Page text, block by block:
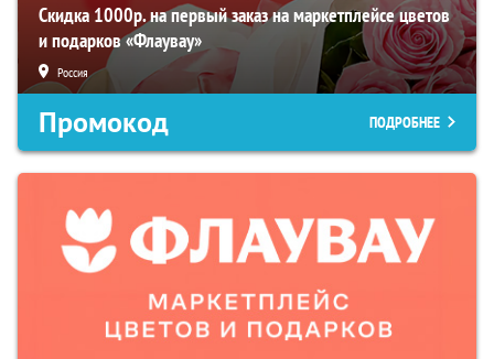
Скидка 1000р. на первый заказ на маркетплейсе цветов
и подарков «Флаувау»
Россия
Промокод ПОДРОБНЕЕ